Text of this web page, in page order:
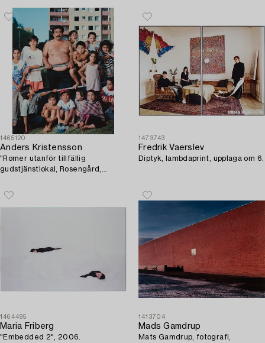
1465120
Anders Kristensson
"Romer utanför tillfällig
gudstjänstlokal, Rosengård,
1473743
Fredrik Vaerslev
Diptyk, lambdaprint, upplaga om 6.
1464495
Maria Friberg
"Embedded 2", 2006.
1413704
Mads Gamdrup
Mats Gamdrup, fotografi,